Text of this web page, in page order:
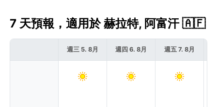
7 天預報，適用於 赫拉特, 阿富汗 🇦🇫
週三 5. 8月 週四 6. 8月 週五 7. 8月